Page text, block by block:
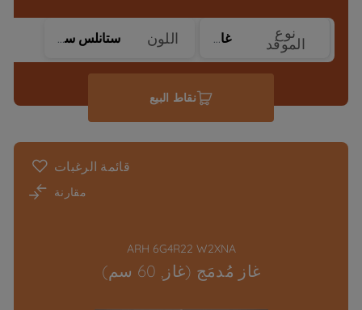
نوع
الموقد غاز اللون ستانلس ستيل
نقاط البيع
قائمة الرغبات
مقارنة
ARH 6G4R22 W2XNA
غاز مُدمَج (غاز, 60 سم)